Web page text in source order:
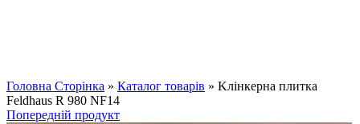
Головна Сторінка » Каталог товарів » Kлінкерна плитка
Feldhaus R 980 NF14
Попередній продукт